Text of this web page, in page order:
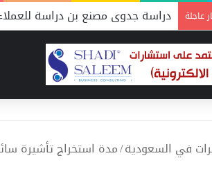
عاجلة دراسة جدوى مصنع بن دراسة
في السعودية/مدة استخراج تأشيرة